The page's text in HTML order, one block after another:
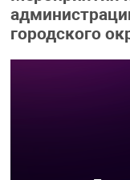
городского